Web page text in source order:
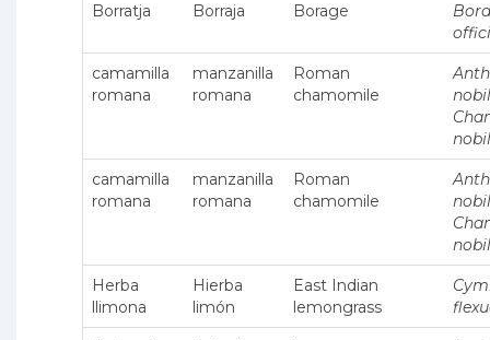
Borratja Borraja Borage
camamilla
romana
manzanilla
romana
Roman
chamomile
camamilla
romana
manzanilla
romana
Roman
chamomile
Herba
llimona
Hierba
limón
East Indian
lemongrass